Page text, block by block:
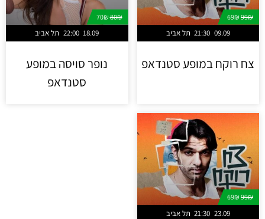
99₪
תל אביב 21:30 09.09
צח רוקח במופע סטנדאפ
80₪
70₪
תל אביב 22:00 18.09
נופר סויסה במופע
סטנדאפ
99₪
תל אביב 21:30 23.09